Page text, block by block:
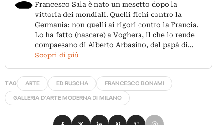
Francesco Sala è nato un mesetto dopo la
vittoria dei mondiali. Quelli fichi contro la
Germania: non quelli ai rigori contro la Francia.
Lo ha fatto (nascere) a Voghera, il che lo rende
compaesano di Alberto Arbasino, del papà di…
Scopri di più
TAG ARTE ED RUSCHA
FRANCESCO BONAMI
GALLERIA D'ARTE MODERNA DI MILANO
Condividi su Facebook
Condividi su X
Condividi su LinkedIn
Condividi su Pinterest
Condividi su WhatsApp
Condividi su Email